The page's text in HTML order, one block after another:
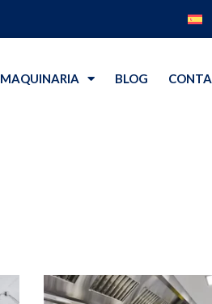
MAQUINARIA BLOG